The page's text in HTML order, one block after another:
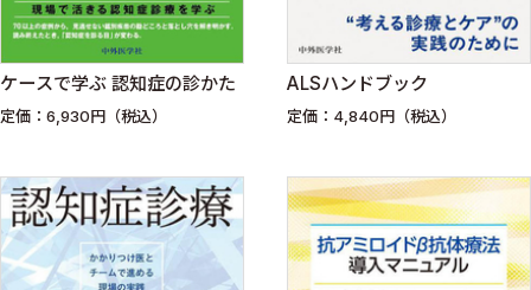
ケースで学ぶ 認知症の診かた
定価：6,930円（税込）
ALSハンドブック
定価：4,840円（税込）